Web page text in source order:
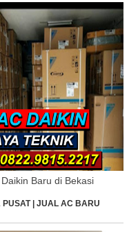
Baru di Bekasi
PUSAT | JUAL AC BARU